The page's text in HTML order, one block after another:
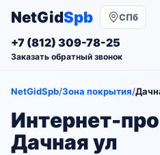
NetGidSpb СПб
+7 (812) 309-78-25
Заказать обратный звонок
NetGidSpb/Зона покрытия/
Интернет-
Дачная ул